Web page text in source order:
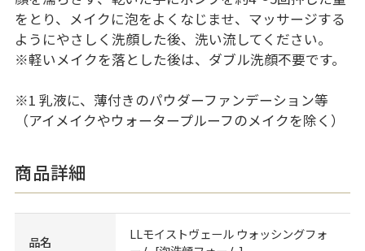
をとり、メイクに泡をよくなじませ、マッサージする
ようにやさしく洗顔した後、洗い流してください。
※軽いメイクを落とした後は、ダブル洗顔不要です。
※1 乳液に、薄付きのパウダーファンデーション等
（アイメイクやウォータープルーフのメイクを除く）
商品詳細
品名
LLモイストヴェール ウォッシングフォ